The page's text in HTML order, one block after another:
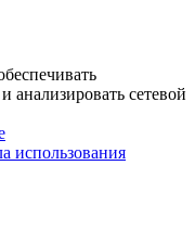
анализировать сетевой
использования